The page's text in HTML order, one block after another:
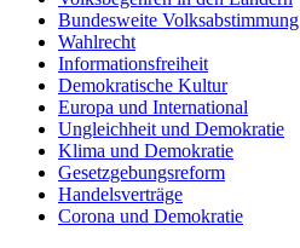
Bundesweite Volksabstimmung
Wahlrecht
Informationsfreiheit
Demokratische Kultur
Europa und International
Ungleichheit und Demokratie
Klima und Demokratie
Gesetzgebungsreform
Handelsverträge
Corona und Demokratie